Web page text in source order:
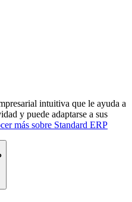
intuitiva que le ayuda a
y puede adaptarse a sus
más sobre Standard ERP